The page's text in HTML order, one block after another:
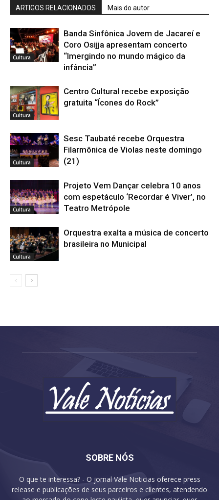
ARTIGOS RELACIONADOS Mais do autor
Cultura
Banda Sinfônica Jovem de Jacareí e
Coro Osijja apresentam concerto
“Imergindo no mundo mágico da
infância”
Cultura
Centro Cultural recebe exposição
gratuita “Ícones do Rock”
Cultura
Sesc Taubaté recebe Orquestra
Filarmônica de Violas neste domingo
(21)
Cultura
Projeto Vem Dançar celebra 10 anos
com espetáculo ‘Recordar é Viver’, no
Teatro Metrópole
Cultura
Orquestra exalta a música de concerto
brasileira no Municipal
SOBRE NÓS
O que te interessa? - O jornal Vale Noticias oferece press
release e publicações de seus parceiros e clientes, atendendo